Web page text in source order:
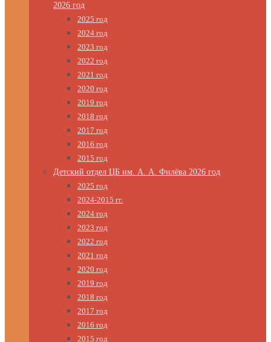
2026 год
2025 год
2024 год
2023 год
2022 год
2021 год
2020 год
2019 год
2018 год
2017 год
2016 год
2015 год
Детский отдел ЦБ им. А. А. Филёва 2026 год
2025 год
2024-2015 гг.
2024 год
2023 год
2022 год
2021 год
2020 год
2019 год
2018 год
2017 год
2016 год
2015 год